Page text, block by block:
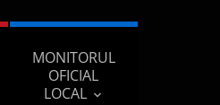
MONITORUL
OFICIAL
LOCAL